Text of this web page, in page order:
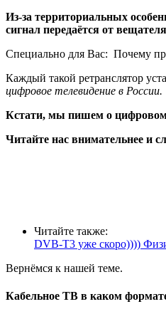
Из-за территориальных
сигнал передаётся от
Специально для Вас: Почему
Каждый такой ретранслятор
цифровое телевидение в России.
Кстати, мы пишем о
Читайте нас внимательнее и
Читайте также:
DVB-T3 уже скоро))))
Вернёмся к нашей теме.
Кабельное ТВ в каком